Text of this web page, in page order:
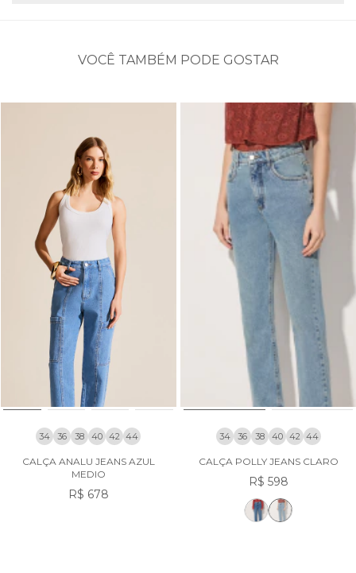
VOCÊ TAMBÉM PODE GOSTAR
34 36 38 40 42 44
CALÇA ANALU JEANS AZUL
MEDIO
R$ 678
34 36 38 40 42 44
CALÇA POLLY JEANS CLARO
R$ 598